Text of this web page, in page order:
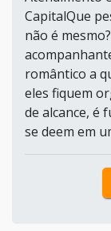
CapitalQue
não é
romântico a
eles fiquem
de alcance, é
se deem em